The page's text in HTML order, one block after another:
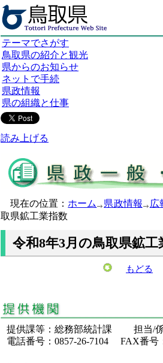
テーマでさがす
鳥取県の紹介と観光
県からのお知らせ
ネットで手続
県政情報
県の組織と仕事
読み上げる
現在の位置： ホーム 県政情報 広
取県鉱工業指数
令和8年3月の鳥取県鉱工
もどる
提供課等：総務部統計課 担当/
電話番号：0857-26-7104 FAX番号